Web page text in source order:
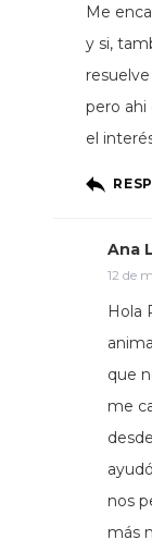
Me
y si,
pero ahi
el
Ana
12 de
Hola
que
me
nos
más